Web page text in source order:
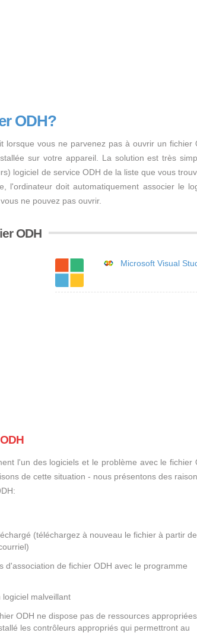
ODH?
lorsque vous ne parvenez pas à ouvrir un fichier
sur votre appareil. La solution est très
logiciel de service ODH de la liste que vous
l'ordinateur doit automatiquement associer le
ne pouvez pas ouvrir.
ODH
Microsoft Visual
l'un des logiciels et le problème avec le fichier
de cette situation - nous présentons des
(téléchargez à nouveau le fichier à partir
d'association de fichier ODH avec le programme
malveillant
ODH ne dispose pas de ressources
les contrôleurs appropriés qui permettront au